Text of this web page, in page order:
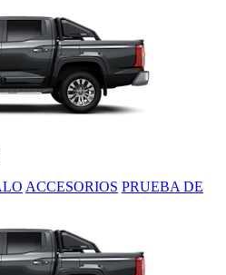
ACCESORIOS PRUEBA DE